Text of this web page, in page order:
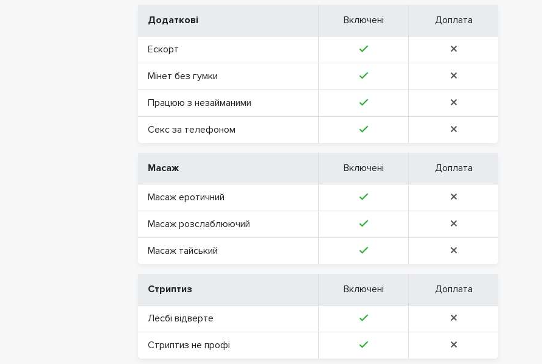
Додаткові Включені Доплата
Ескорт
Мінет без гумки
Працюю з незайманими
Секс за телефоном
Масаж Включені Доплата
Масаж еротичний
Масаж розслаблюючий
Масаж тайський
Стриптиз Включені Доплата
Лесбі відверте
Стриптиз не профі